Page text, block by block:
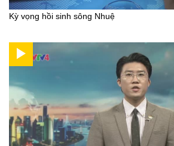
Kỳ vọng hồi sinh sông Nhuệ